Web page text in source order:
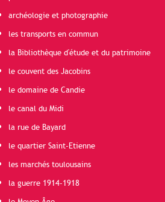
archéologie et photographie
les transports en commun
la Bibliothèque d'étude et du patrimoine
le couvent des Jacobins
le domaine de Candie
le canal du Midi
la rue de Bayard
le quartier Saint-Etienne
les marchés toulousains
la guerre 1914-1918